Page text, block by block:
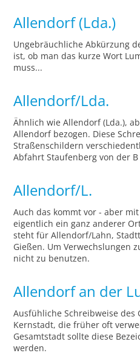
Allendorf (Lda.)
Ungebräuchliche Abkürzung
ist, ob man das kurze Wort
muss...
Allendorf/Lda.
Ähnlich wie Allendorf (Lda.),
Allendorf bezogen. Diese
Straßenschildern
Abfahrt Staufenberg von der B
Allendorf/L.
Auch das kommt vor - aber
eigentlich ein ganz anderer
steht für Allendorf/Lahn,
Gießen. Um Verwechslungen
nicht zu benutzen.
Allendorf an der
Ausfühliche Schreibweise des
Kernstadt, die früher oft
Gesamtstadt sollte diese
werden.